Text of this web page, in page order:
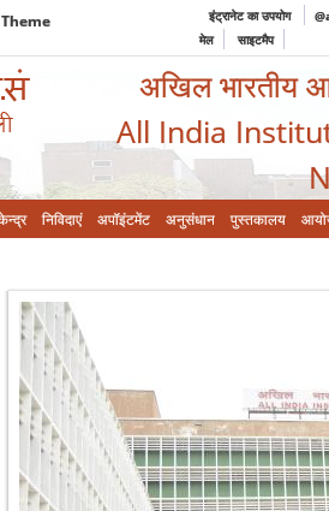
इंट्रानेट का उपयोग
मेल
साइटमैप
अखिल भारतीय
All India
निविदाएं अपॉइंटमेंट अनुसंधान पुस्तकालय